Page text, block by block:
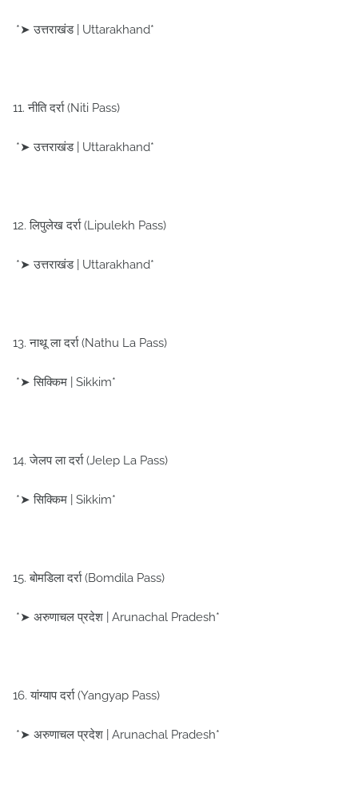
*➤ उत्तराखंड | Uttarakhand*
11. नीति दर्रा (Niti Pass)
*➤ उत्तराखंड | Uttarakhand*
12. लिपुलेख दर्रा (Lipulekh Pass)
*➤ उत्तराखंड | Uttarakhand*
13. नाथू ला दर्रा (Nathu La Pass)
*➤ सिक्किम | Sikkim*
14. जेलप ला दर्रा (Jelep La Pass)
*➤ सिक्किम | Sikkim*
15. बोमडिला दर्रा (Bomdila Pass)
*➤ अरुणाचल प्रदेश | Arunachal Pradesh*
16. यांग्याप दर्रा (Yangyap Pass)
*➤ अरुणाचल प्रदेश | Arunachal Pradesh*